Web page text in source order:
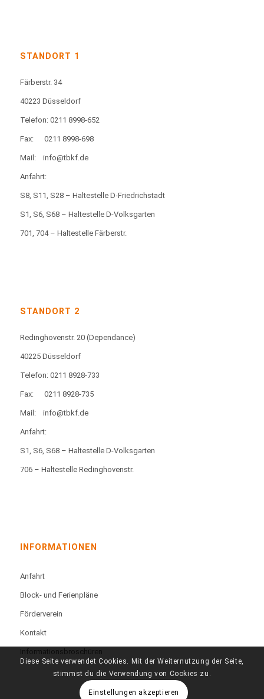
STANDORT 1
Färberstr. 34
40223 Düsseldorf
Telefon: 0211 8998-652
Fax: 0211 8998-698
Mail: info@tbkf.de
Anfahrt:
S8, S11, S28 – Haltestelle D-Friedrichstadt
S1, S6, S68 – Haltestelle D-Volksgarten
701, 704 – Haltestelle Färberstr.
STANDORT 2
Redinghovenstr. 20 (Dependance)
40225 Düsseldorf
Telefon: 0211 8928-733
Fax: 0211 8928-735
Mail: info@tbkf.de
Anfahrt:
S1, S6, S68 – Haltestelle D-Volksgarten
706 – Haltestelle Redinghovenstr.
INFORMATIONEN
Anfahrt
Block- und Ferienpläne
Förderverein
Kontakt
Informationsbroschüren
Diese Seite verwendet Cookies. Mit der Weiternutzung der Seite,
stimmst du die Verwendung von Cookies zu.
Einstellungen akzeptieren